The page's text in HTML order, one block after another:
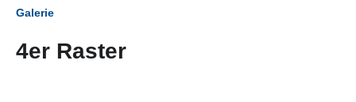
Galerie
4er Raster